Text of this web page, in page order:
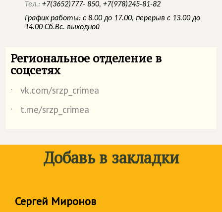
Тел.: ‪+7(3652)777- 850‬, ‪+7(978)245-81-82‬
График работы: с 8.00 до 17.00, перерыв с 13.00 до
14.00 Сб.Вс. выходной
Региональное отделение в
соцсетях
˙
vk.com/srzp_crimea
˙
t.me/srzp_crimea
Добавь в закладки
Сергей Миронов